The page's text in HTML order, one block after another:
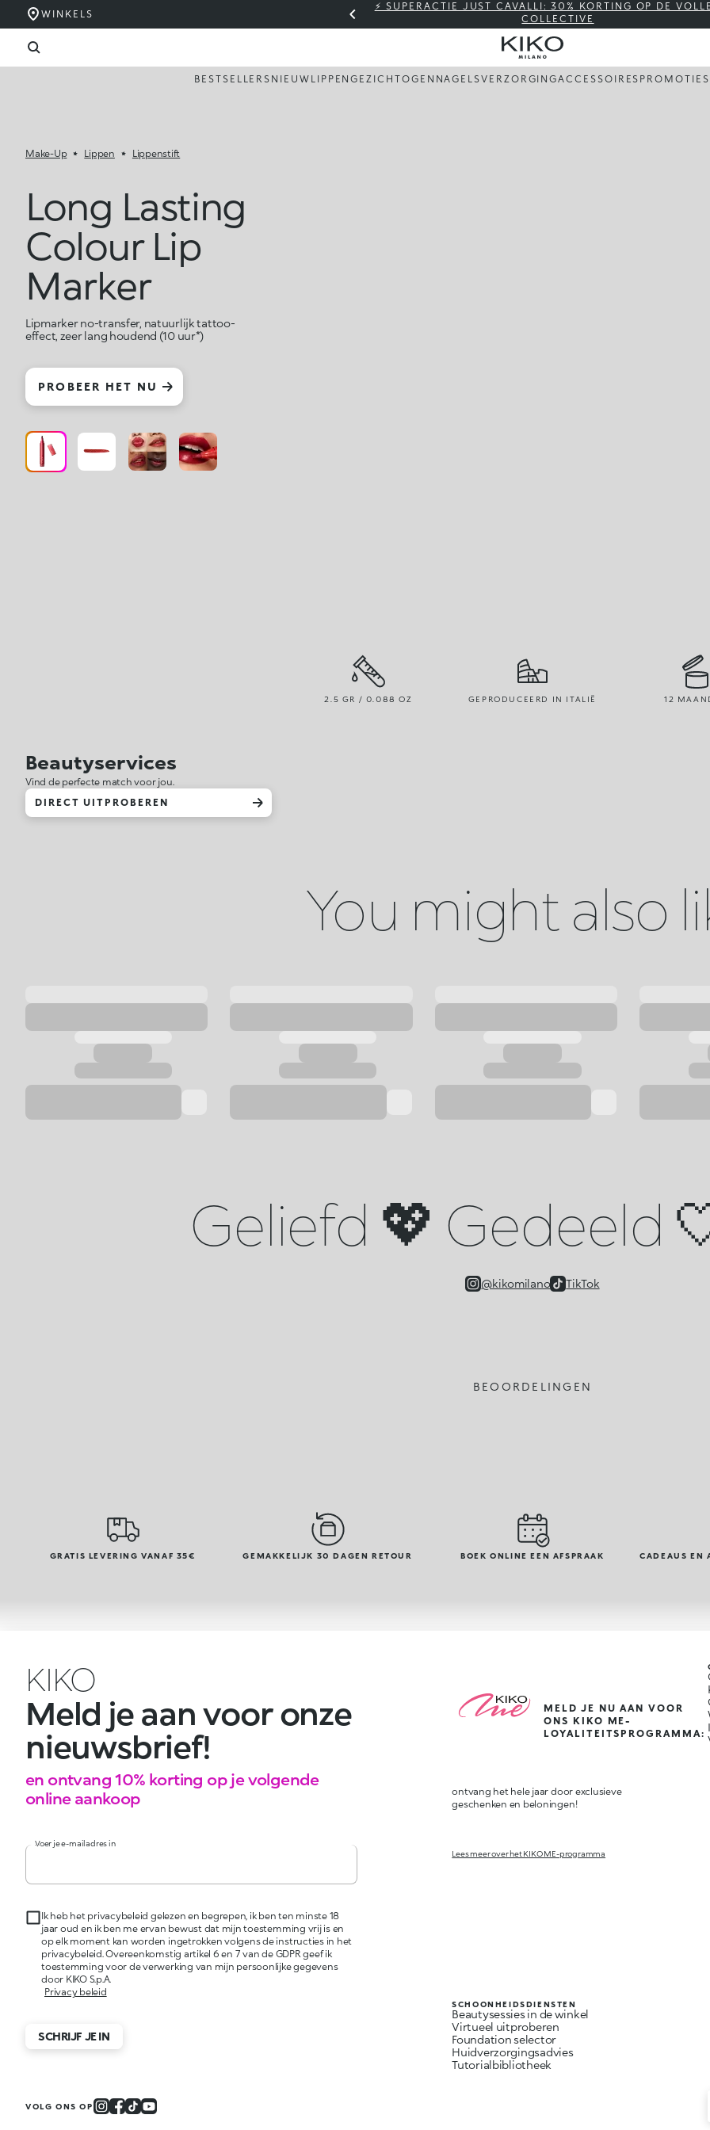
WINKELS
⚡ SUPERACTIE JUST CAVALLI: 30% KORTING OP DE
COLLECTIVE
BESTSELLERS NIEUW LIPPENGEZICHTOGEN NAGELSVERZORGINGACCESSOIRES PROMOTIES
Make-Up Lippen Lippenstift
Long Lasting
Colour Lip
Marker
Lipmarker no-transfer, natuurlijk tattoo-
effect, zeer lang houdend (10 uur*)
PROBEER HET NU
2.5 GR / 0.088 OZ GEPRODUCEERD IN ITALIË 12
Beautyservices
Vind de perfecte match voor jou.
DIRECT UITPROBEREN
You might also
Geliefd 💖 Gedeeld
@kikomilano TikTok
BEOORDELINGEN
GRATIS LEVERING VANAF 35€ GEMAKKELIJK 30 DAGEN RETOUR BOEK ONLINE EEN AFSPRAAK CADEAUS EN
KIKO
Meld je aan voor onze
nieuwsbrief!
en ontvang 10% korting op je volgende
online aankoop
Voer je e-mailadres in
Ik heb het privacybeleid gelezen en begrepen, ik ben ten minste 18
jaar oud en ik ben me ervan bewust dat mijn toestemming vrij is en
op elk moment kan worden ingetrokken volgens de instructies in het
privacybeleid. Overeenkomstig artikel 6 en 7 van de GDPR geef ik
toestemming voor de verwerking van mijn persoonlijke gegevens
door KIKO S.p.A.
Privacy beleid
SCHRIJF JE IN
MELD JE NU AAN VOOR
ONS KIKO ME-
LOYALITEITSPROGRAMMA:
ontvang het hele jaar door exclusieve
geschenken en beloningen!
Lees meer over het KIKO ME-programma
SCHOONHEIDSDIENSTEN
Beautysessies in de winkel
Virtueel uitproberen
Foundation selector
Huidverzorgingsadvies
Tutorialbibliotheek
VOLG ONS OP